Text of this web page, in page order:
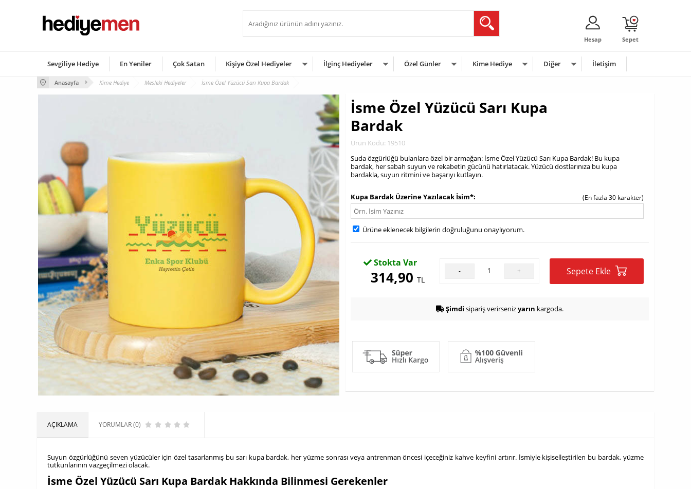
Sepet
Hesap
Sevgiliye Hediye En Yeniler Çok Satan Kişiye Özel Hediyeler İlginç Hediyeler Özel Günler Kime Hediye Diğer İletişim
Anasayfa Kime Hediye Mesleki Hediyeler İsme Özel Yüzücü Sarı Kupa Bardak
İsme Özel Yüzücü Sarı Kupa
Bardak
Ürün Kodu: 19510
Suda özgürlüğü bulanlara özel bir armağan: İsme Özel Yüzücü Sarı Kupa Bardak! Bu kupa
bardak, her sabah suyun ve rekabetin gücünü hatırlatacak. Yüzücü dostlarınıza bu kupa
bardakla, suyun ritmini ve başarıyı kutlayın.
Kupa Bardak Üzerine Yazılacak İsim*
(En fazla 30 karakter)
Ürüne eklenecek bilgilerin doğruluğunu onaylıyorum.
Stokta Var
314,90TL
- + Sepete Ekle
Şimdi sipariş verirsenizyarın kargoda.
AÇIKLAMA YORUMLAR (0)
Suyun özgürlüğünü seven yüzücüler için özel tasarlanmış bu sarı kupa bardak, her yüzme sonrası veya antrenman öncesi içeceğiniz kahve keyfini artırır. İsmiyle kişiselleştirilen bu bardak, yüzme
tutkunlarının vazgeçilmezi olacak.
İsme Özel Yüzücü Sarı Kupa Bardak Hakkında Bilinmesi Gerekenler